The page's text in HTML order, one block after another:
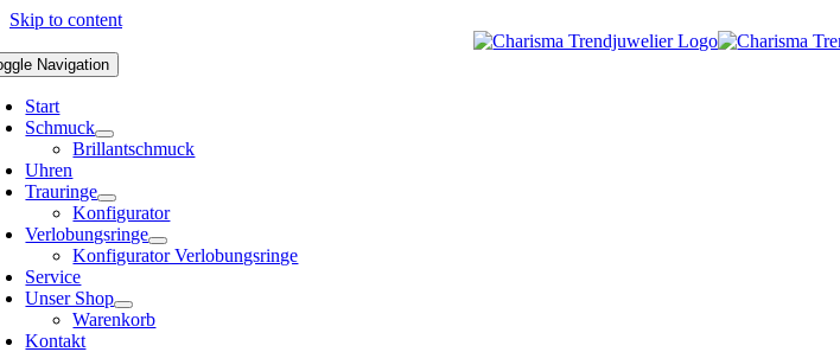
Skip to content
Navigation
Start
Schmuck
Brillantschmuck
Uhren
Trauringe
Konfigurator
Verlobungsringe
Konfigurator Verlobungsringe
Service
Unser Shop
Warenkorb
Kontakt